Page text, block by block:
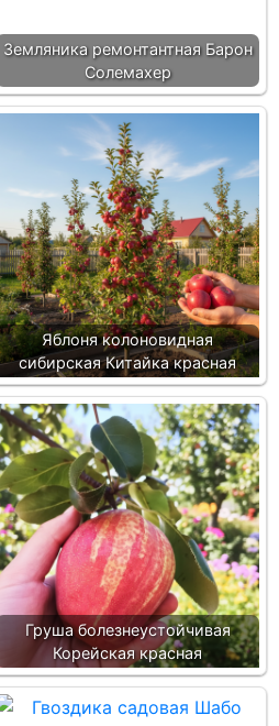
Земляника ремонтантная Барон
Солемахер
Яблоня колоновидная
сибирская Китайка красная
Груша болезнеустойчивая
Корейская красная